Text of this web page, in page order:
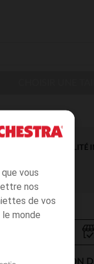
vous
nos
de vos
monde
DISPONIBILITÉ
DE LIVRAISON